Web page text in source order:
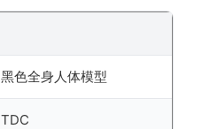
黑色全身人体模型
TDC